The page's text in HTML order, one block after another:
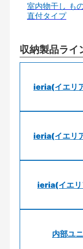
室内物干し も
直付タイプ
収納製品ライ
ieria(イエリ
ieria(イエリ
ieria(イエリ
内部ユ